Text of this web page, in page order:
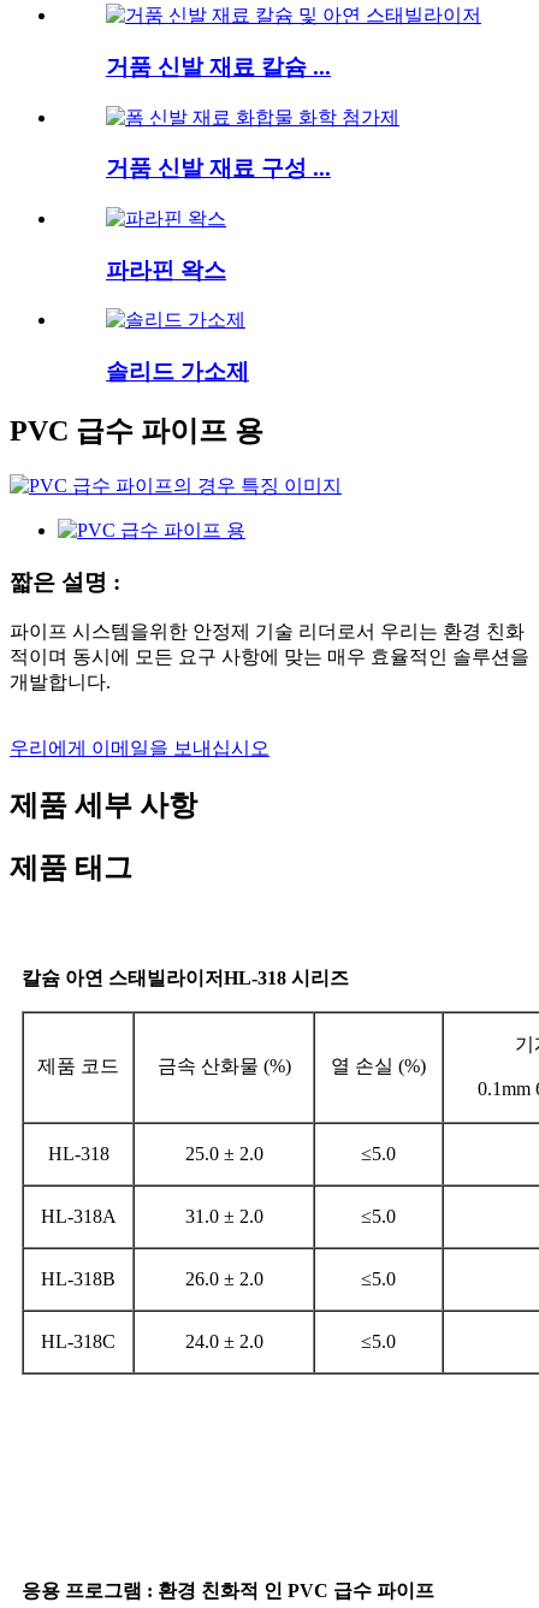
거품 신발 재료 칼슘 ...
거품 신발 재료 구성 ...
파라핀 왁스
솔리드 가소제
PVC 급수 파이프 용
짧은 설명 :
파이프 시스템을위한 안정제 기술 리더로서 우리는 환경 친화
적이며 동시에 모든 요구 사항에 맞는 매우 효율적인 솔루션을
개발합니다.
우리에게 이메일을 보내십시오
제품 세부 사항
제품 태그
칼슘 아연 스태빌라이저HL-318 시리즈
제품 코드 금속 산화물 (%) 열 손실 (%)
기
0.1mm
HL-318 25.0 ± 2.0 ≤5.0
HL-318A 31.0 ± 2.0 ≤5.0
HL-318B 26.0 ± 2.0 ≤5.0
HL-318C 24.0 ± 2.0 ≤5.0
응용 프로그램 : 환경 친화적 인 PVC 급수 파이프